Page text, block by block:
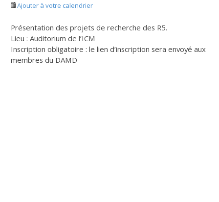
Ajouter à votre calendrier
Présentation des projets de recherche des R5.
Lieu : Auditorium de l’ICM
Inscription obligatoire : le lien d’inscription sera envoyé aux
membres du DAMD